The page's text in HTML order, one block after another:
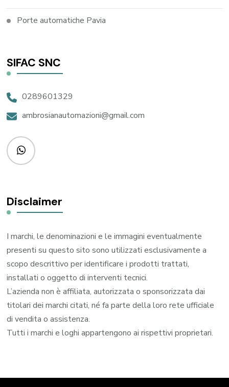
Porte automatiche Pavia
SIFAC SNC
0289601329
ambrosianautomazioni@gmail.com
Disclaimer
I marchi, le denominazioni e le immagini eventualmente
presenti su questo sito sono utilizzati esclusivamente a
scopo descrittivo per identificare i prodotti trattati,
installati o oggetto di interventi tecnici.
L’azienda non è affiliata, autorizzata o sponsorizzata dai
titolari dei marchi citati, né fa parte della loro rete ufficiale
di vendita o assistenza.
Tutti i marchi e loghi appartengono ai rispettivi proprietari.